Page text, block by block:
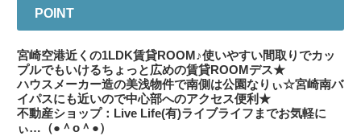
POINT
宮崎空港近くの1LDK賃貸ROOM♪使いやすい間取りでカッ
プルでもいけるちょっと広めの賃貸ROOMデス★
ハウスメーカー造の美浅物件で南側は公園なりぃ☆宮崎南バ
イパスにも近いので中心部へのアクセス便利★
不動産ショップ：Live Life(有)ライブライフまでお気軽に
ぃ…（●＾o＾●）